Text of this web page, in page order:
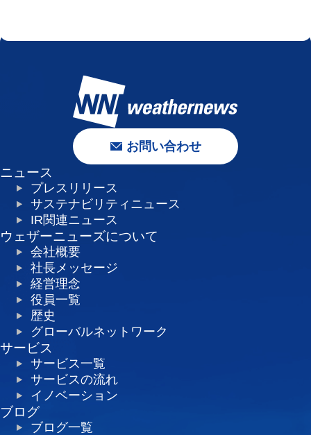
お問い合わせ
ニュース
プレスリリース
サステナビリティニュース
IR関連ニュース
ウェザーニューズについて
会社概要
社長メッセージ
経営理念
役員一覧
歴史
グローバルネットワーク
サービス
サービス一覧
サービスの流れ
イノベーション
ブログ
ブログ一覧